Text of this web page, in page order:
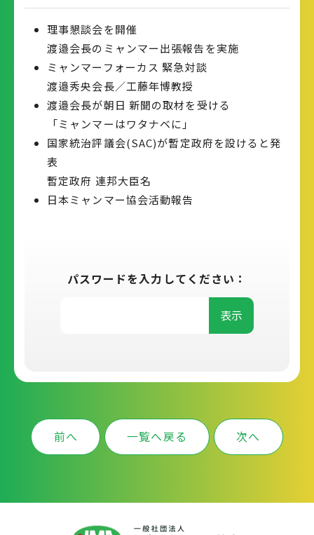
理事懇談会を開催
渡邉会長のミャンマー出張報告を実施
ミャンマーフォーカス 緊急対談
渡邉秀央会長／工藤年博教授
渡邉会長が朝日 新聞の取材を受ける
「ミャンマーはワタナベに」
国家統治評議会(SAC)が暫定政府を設けると発
表
暫定政府 連邦大臣名
日本ミャンマー協会活動報告
パスワードを入力してください：
表示
前へ 一覧へ戻る 次へ